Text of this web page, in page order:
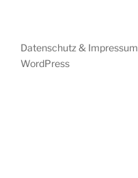
Datenschutz & Impressum
WordPress